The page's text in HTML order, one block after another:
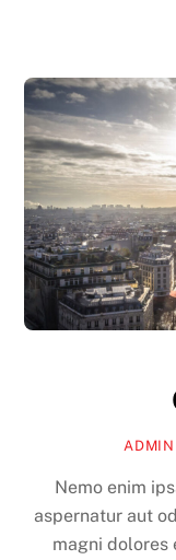
ADMIN
Nemo enim
aspernatur aut
magni dolores